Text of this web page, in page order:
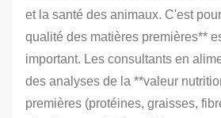
et la santé des animaux. C'est
qualité des matières premières**
important. Les consultants en
des analyses de la **valeur
premières (protéines, graisses,